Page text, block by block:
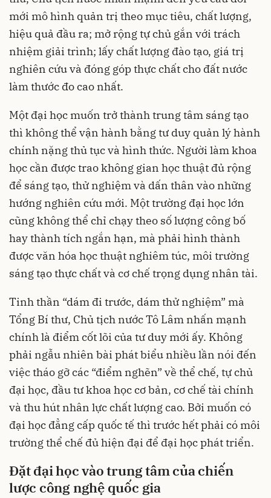
mới mô hình quản trị theo mục tiêu, chất lượng,
hiệu quả đầu ra; mở rộng tự chủ gắn với trách
nhiệm giải trình; lấy chất lượng đào tạo, giá trị
nghiên cứu và đóng góp thực chất cho đất nước
làm thước đo cao nhất.
Một đại học muốn trở thành trung tâm sáng tạo
thì không thể vận hành bằng tư duy quản lý hành
chính nặng thủ tục và hình thức. Người làm khoa
học cần được trao không gian học thuật đủ rộng
để sáng tạo, thử nghiệm và dấn thân vào những
hướng nghiên cứu mới. Một trường đại học lớn
cũng không thể chỉ chạy theo số lượng công bố
hay thành tích ngắn hạn, mà phải hình thành
được văn hóa học thuật nghiêm túc, môi trường
sáng tạo thực chất và cơ chế trọng dụng nhân tài.
Tinh thần “dám đi trước, dám thử nghiệm” mà
Tổng Bí thư, Chủ tịch nước Tô Lâm nhấn mạnh
chính là điểm cốt lõi của tư duy mới ấy. Không
phải ngẫu nhiên bài phát biểu nhiều lần nói đến
việc tháo gỡ các “điểm nghẽn” về thể chế, tự chủ
đại học, đầu tư khoa học cơ bản, cơ chế tài chính
và thu hút nhân lực chất lượng cao. Bởi muốn có
đại học đẳng cấp quốc tế thì trước hết phải có môi
trường thể chế đủ hiện đại để đại học phát triển.
Đặt đại học vào trung tâm của chiến
lược công nghệ quốc gia